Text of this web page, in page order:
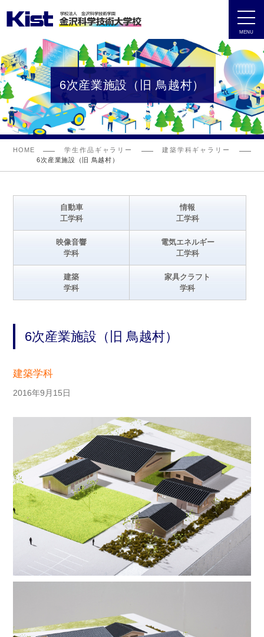
MENU
6次産業施設（旧 鳥越村）
HOME 学生作品ギャラリー
建築学科ギャラリー
6次産業施設（旧 鳥越村）
自動車
工学科
情報
工学科
映像音響
学科
電気エネルギー
工学科
建築
学科
家具クラフト
学科
6次産業施設（旧 鳥越村）
建築学科
2016年9月15日